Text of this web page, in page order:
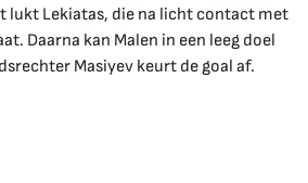
lukt Lekiatas, die na licht contact met
Daarna kan Malen in een leeg doel
Masiyev keurt de goal af.